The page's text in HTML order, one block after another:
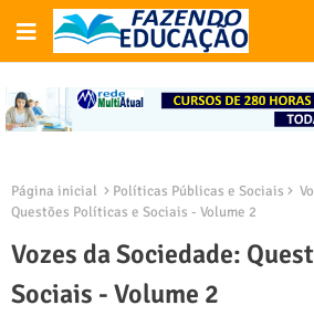
Página inicial Políticas Públicas e Sociais
Questões Políticas e Sociais - Volume 2
Vozes da Sociedade:
Sociais - Volume 2